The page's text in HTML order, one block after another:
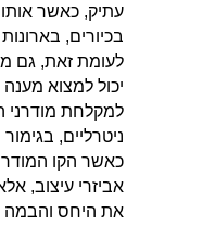
עתיק, כאשר אותו
בכיורים,
לעומת זאת, גם
יכול למצוא
למקלחת מודרני
ניטרליים,
כאשר הקו
אביזרי עיצוב,
את היחס והבמה